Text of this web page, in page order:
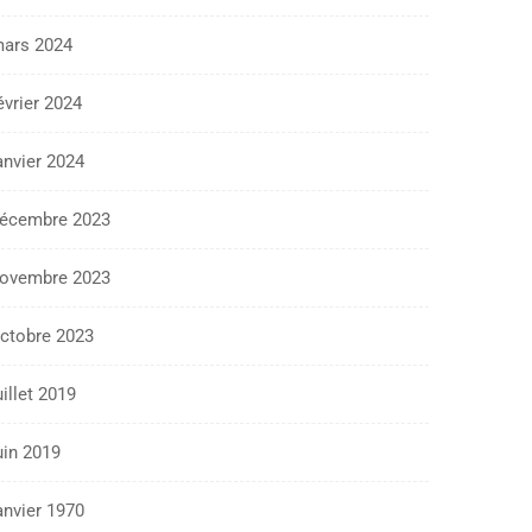
2024
2024
2024
2023
2023
2023
2019
2019
1970